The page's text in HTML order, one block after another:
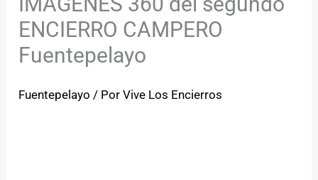
ENCIERRO CAMPERO
Fuentepelayo
Fuentepelayo / PorVive Los Encierros